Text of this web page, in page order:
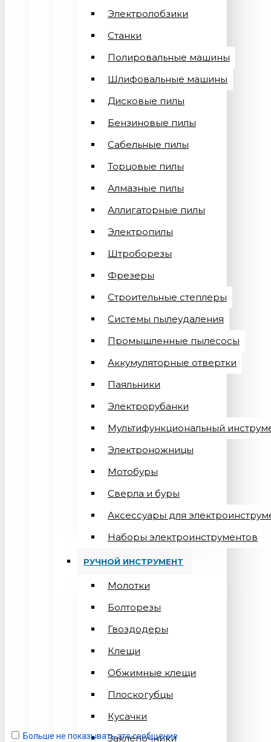
Электролобзики
Станки
Полировальные машины
Шлифовальные машины
Дисковые пилы
Бензиновые пилы
Сабельные пилы
Торцовые пилы
Алмазные пилы
Аллигаторные пилы
Электропилы
Штроборезы
Фрезеры
Строительные степлеры
Системы пылеудаления
Промышленные пылесосы
Аккумуляторные отвертки
Паяльники
Электрорубанки
Мультифункциональный
Электроножницы
Мотобуры
Сверла и буры
Аксессуары для
Наборы электроинструментов
РУЧНОЙ ИНСТРУМЕНТ
Молотки
Болторезы
Гвоздодеры
Клещи
Обжимные клещи
Плоскогубцы
Кусачки
Заклепочники
Больше не показывать это сообщение